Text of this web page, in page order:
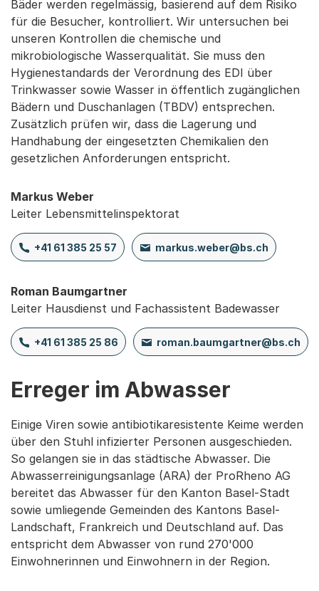
Bäder werden regelmässig, basierend auf dem Risiko
für die Besucher, kontrolliert. Wir untersuchen bei
unseren Kontrollen die chemische und
mikrobiologische Wasserqualität. Sie muss den
Hygienestandards der Verordnung des EDI über
Trinkwasser sowie Wasser in öffentlich zugänglichen
Bädern und Duschanlagen (TBDV) entsprechen.
Zusätzlich prüfen wir, dass die Lagerung und
Handhabung der eingesetzten Chemikalien den
gesetzlichen Anforderungen entspricht.
Markus Weber
Leiter Lebensmittelinspektorat
+41 61 385 25 57 markus.weber@bs.ch
Roman Baumgartner
Leiter Hausdienst und Fachassistent Badewasser
+41 61 385 25 86 roman.baumgartner@bs.ch
Erreger im Abwasser
Einige Viren sowie antibiotikaresistente Keime werden
über den Stuhl infizierter Personen ausgeschieden.
So gelangen sie in das städtische Abwasser. Die
Abwasserreinigungsanlage (ARA) der ProRheno AG
bereitet das Abwasser für den Kanton Basel-Stadt
sowie umliegende Gemeinden des Kantons Basel-
Landschaft, Frankreich und Deutschland auf. Das
entspricht dem Abwasser von rund 270'000
Einwohnerinnen und Einwohnern in der Region.